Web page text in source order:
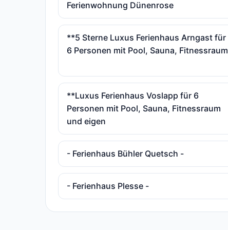
Ferienwohnung Dünenrose
**5 Sterne Luxus Ferienhaus Arngast für
6 Personen mit Pool, Sauna, Fitnessraum
**Luxus Ferienhaus Voslapp für 6
Personen mit Pool, Sauna, Fitnessraum
und eigen
- Ferienhaus Bühler Quetsch -
- Ferienhaus Plesse -